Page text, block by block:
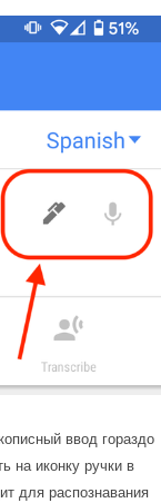
ввод гораздо
на иконку ручки в
для распознавания